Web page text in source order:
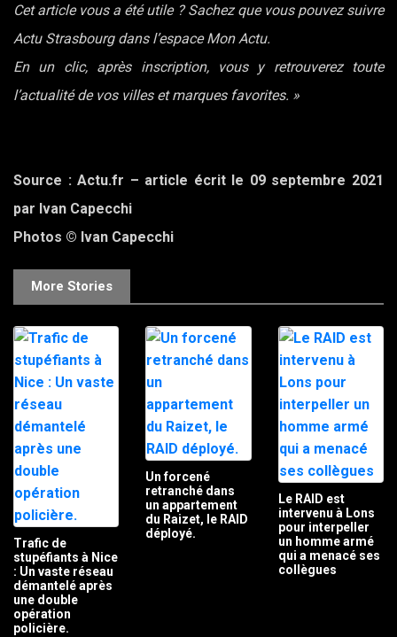
Cet article vous a été utile ? Sachez que vous pouvez suivre
Actu Strasbourg dans l’espace Mon Actu.
En un clic, après inscription, vous y retrouverez toute
l’actualité de vos villes et marques favorites. »
Source : Actu.fr – article écrit le 09 septembre 2021
par Ivan Capecchi
Photos © Ivan Capecchi
More Stories
Trafic de
stupéfiants à Nice
: Un vaste réseau
démantelé après
une double
opération
policière.
Un forcené
retranché dans
un appartement
du Raizet, le RAID
déployé.
Le RAID est
intervenu à Lons
pour interpeller
un homme armé
qui a menacé ses
collègues